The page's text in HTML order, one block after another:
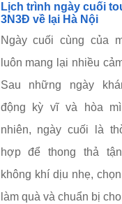
Lịch trình ngày cuối
3N3Đ về lại Hà Nội
Ngày cuối cùng của
luôn mang lại nhiều
Sau những ngày
động kỳ vĩ và hòa
nhiên, ngày cuối là
hợp để thong thả
không khí dịu nhẹ,
làm quà và chuẩn bị